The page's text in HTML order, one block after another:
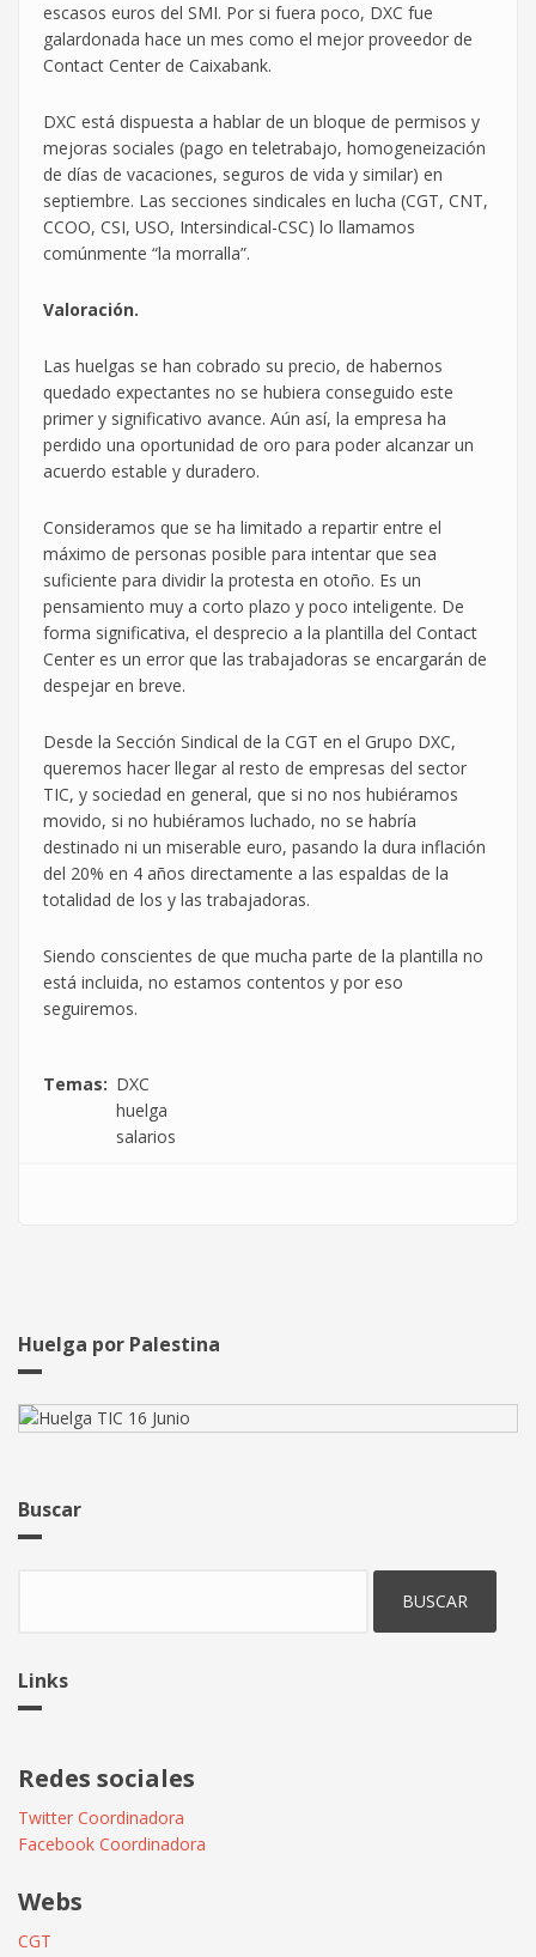
escasos euros del SMI. Por si fuera poco, DXC fue
galardonada hace un mes como el mejor proveedor de
Contact Center de Caixabank.
DXC está dispuesta a hablar de un bloque de permisos y
mejoras sociales (pago en teletrabajo, homogeneización
de días de vacaciones, seguros de vida y similar) en
septiembre. Las secciones sindicales en lucha (CGT, CNT,
CCOO, CSI, USO, Intersindical-CSC) lo llamamos
comúnmente “la morralla”.
Valoración.
Las huelgas se han cobrado su precio, de habernos
quedado expectantes no se hubiera conseguido este
primer y significativo avance. Aún así, la empresa ha
perdido una oportunidad de oro para poder alcanzar un
acuerdo estable y duradero.
Consideramos que se ha limitado a repartir entre el
máximo de personas posible para intentar que sea
suficiente para dividir la protesta en otoño. Es un
pensamiento muy a corto plazo y poco inteligente. De
forma significativa, el desprecio a la plantilla del Contact
Center es un error que las trabajadoras se encargarán de
despejar en breve.
Desde la Sección Sindical de la CGT en el Grupo DXC,
queremos hacer llegar al resto de empresas del sector
TIC, y sociedad en general, que si no nos hubiéramos
movido, si no hubiéramos luchado, no se habría
destinado ni un miserable euro, pasando la dura inflación
del 20% en 4 años directamente a las espaldas de la
totalidad de los y las trabajadoras.
Siendo conscientes de que mucha parte de la plantilla no
está incluida, no estamos contentos y por eso
seguiremos.
Temas
DXC
huelga
salarios
Huelga por Palestina
Buscar
Links
Redes sociales
Twitter Coordinadora
Facebook Coordinadora
Webs
CGT